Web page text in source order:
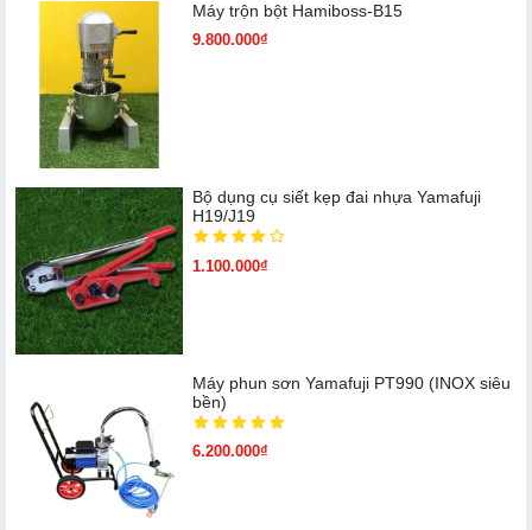
Máy trộn bột Hamiboss-B15
9.800.000₫
Bộ dụng cụ siết kẹp đai nhựa Yamafuji
H19/J19
1.100.000₫
Máy phun sơn Yamafuji PT990 (INOX siêu
bền)
6.200.000₫